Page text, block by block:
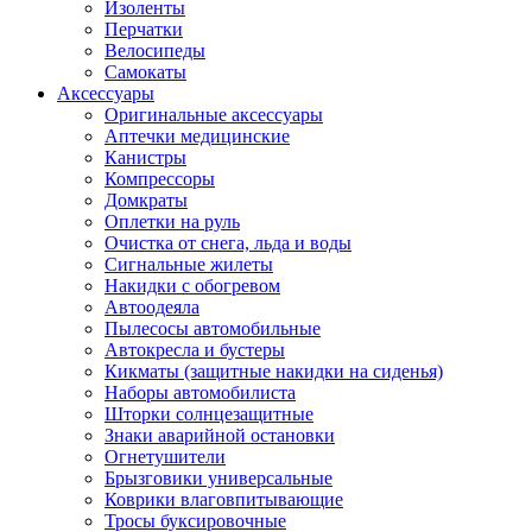
Изоленты
Перчатки
Велосипеды
Самокаты
Аксессуары
Оригинальные аксессуары
Аптечки медицинские
Канистры
Компрессоры
Домкраты
Оплетки на руль
Очистка от снега, льда и воды
Сигнальные жилеты
Накидки с обогревом
Автоодеяла
Пылесосы автомобильные
Автокресла и бустеры
Кикматы (защитные накидки на сиденья)
Наборы автомобилиста
Шторки солнцезащитные
Знаки аварийной остановки
Огнетушители
Брызговики универсальные
Коврики влаговпитывающие
Тросы буксировочные